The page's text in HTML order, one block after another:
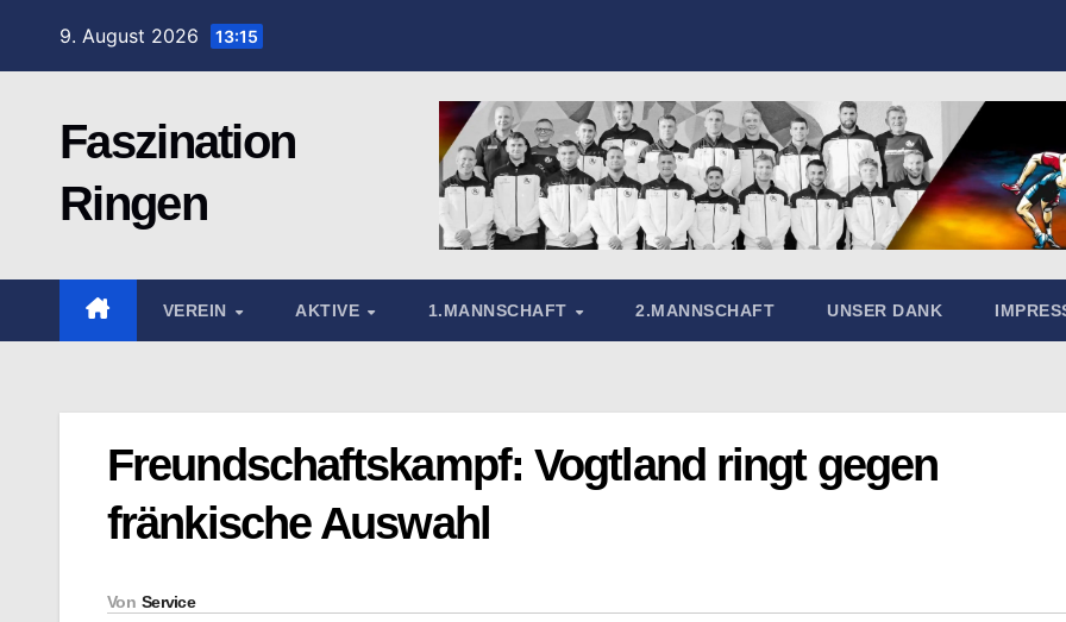
9. August 2026 13:15
Faszination
Ringen
VEREIN AKTIVE 1.MANNSCHAFT 2.MANNSCHAFT UNSER DANK
Freundschaftskampf: Vogtland ringt gegen
fränkische Auswahl
Von Service